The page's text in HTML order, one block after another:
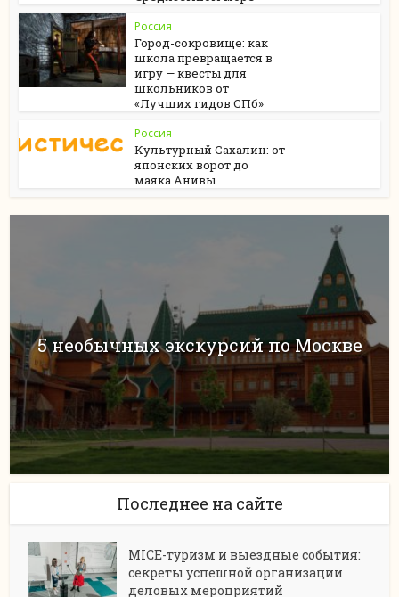
Россия
Город-сокровище: как
школа превращается в
игру — квесты для
школьников от
«Лучших гидов СПб»
Россия
Культурный Сахалин: от
японских ворот до
маяка Анивы
5 необычных экскурсий по Москве
Последнее на сайте
MICE-туризм и выездные события:
секреты успешной организации
деловых мероприятий